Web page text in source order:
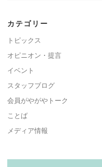
カテゴリー
トピックス
オピニオン・提言
イベント
スタッフブログ
会員がやがやトーク
ことば
メディア情報